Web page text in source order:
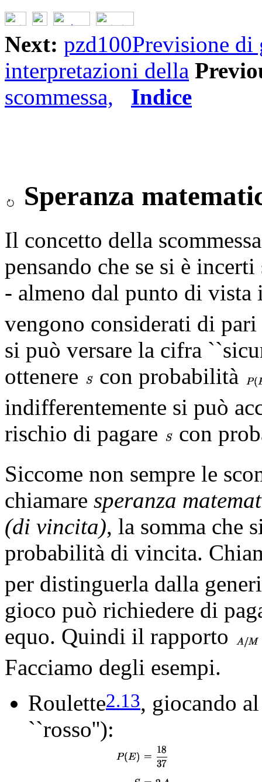
Next: pzd100Previsione di
interpretazioni della
scommessa,
Indice
Speranza
Il concetto della
pensando che se si è
- almeno dal punto di
vengono considerati di
si può versare la cifra
ottenere
con probabilità
indifferentemente si può
rischio di pagare
con
Siccome non sempre le
chiamare speranza
(di vincita), la somma che
probabilità di vincita.
per distinguerla dalla
gioco può richiedere di
equo. Quindi il rapporto
Facciamo degli esempi.
Roulette2.13, giocando
``rosso''):